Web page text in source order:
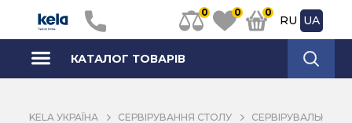
0 0 0
RU UA
КАТАЛОГ ТОВАРІВ
KELA УКРАЇНА СЕРВІРУВАННЯ СТОЛУ СЕРВІРУВАЛЬНІ